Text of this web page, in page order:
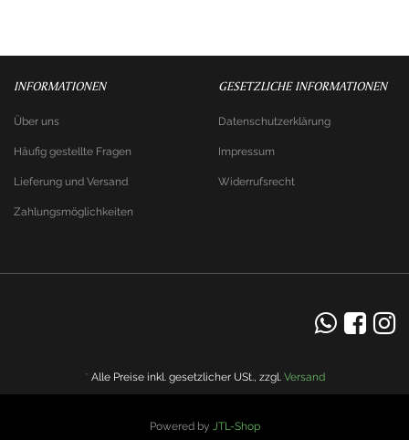
INFORMATIONEN
Über uns
Häufig gestellte Fragen
Lieferung und Versand
Zahlungsmöglichkeiten
GESETZLICHE INFORMATIONEN
Datenschutzerklärung
Impressum
Widerrufsrecht
* Alle Preise inkl. gesetzlicher USt., zzgl. Versand
Powered by JTL-Shop